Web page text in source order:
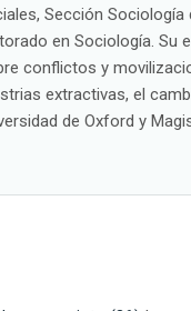
Sección Sociología
en Sociología. Su
conflictos y
extractivas, el
de Oxford y